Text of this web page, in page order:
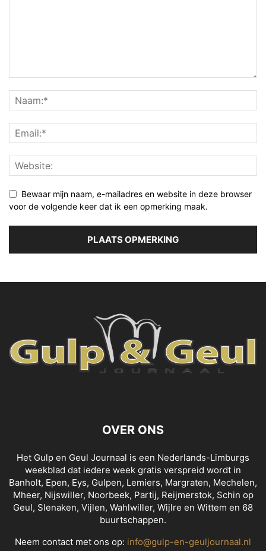
Bewaar mijn naam, e-mailadres en website in deze browser
voor de volgende keer dat ik een opmerking maak.
OVER ONS
Het Gulp en Geul Journaal is een Nederlands-Limburgs
weekblad dat iedere week gratis verspreid wordt in
Banholt, Epen, Eys, Gulpen, Lemiers, Margraten, Mechelen,
Mheer, Nijswiller, Noorbeek, Partij, Reijmerstok, Schin op
Geul, Slenaken, Vijlen, Wahlwiller, Wijlre en Wittem en 68
buurtschappen.
Neem contact met ons op: info@gulp-en-geuljournaal.nl